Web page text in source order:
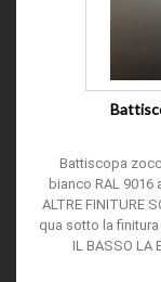
Battiscopa
bianco RAL 9016
ALTRE FINITURE
qua sotto la finitura
IL BASSO LA